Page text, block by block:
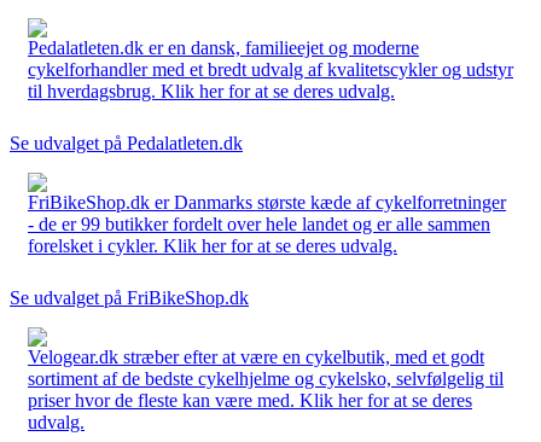
Pedalatleten.dk er en dansk, familieejet og moderne
cykelforhandler med et bredt udvalg af kvalitetscykler og udstyr
til hverdagsbrug. Klik her for at se deres udvalg.
Se udvalget på Pedalatleten.dk
FriBikeShop.dk er Danmarks største kæde af cykelforretninger
- de er 99 butikker fordelt over hele landet og er alle sammen
forelsket i cykler. Klik her for at se deres udvalg.
Se udvalget på FriBikeShop.dk
Velogear.dk stræber efter at være en cykelbutik, med et godt
sortiment af de bedste cykelhjelme og cykelsko, selvfølgelig til
priser hvor de fleste kan være med. Klik her for at se deres
udvalg.